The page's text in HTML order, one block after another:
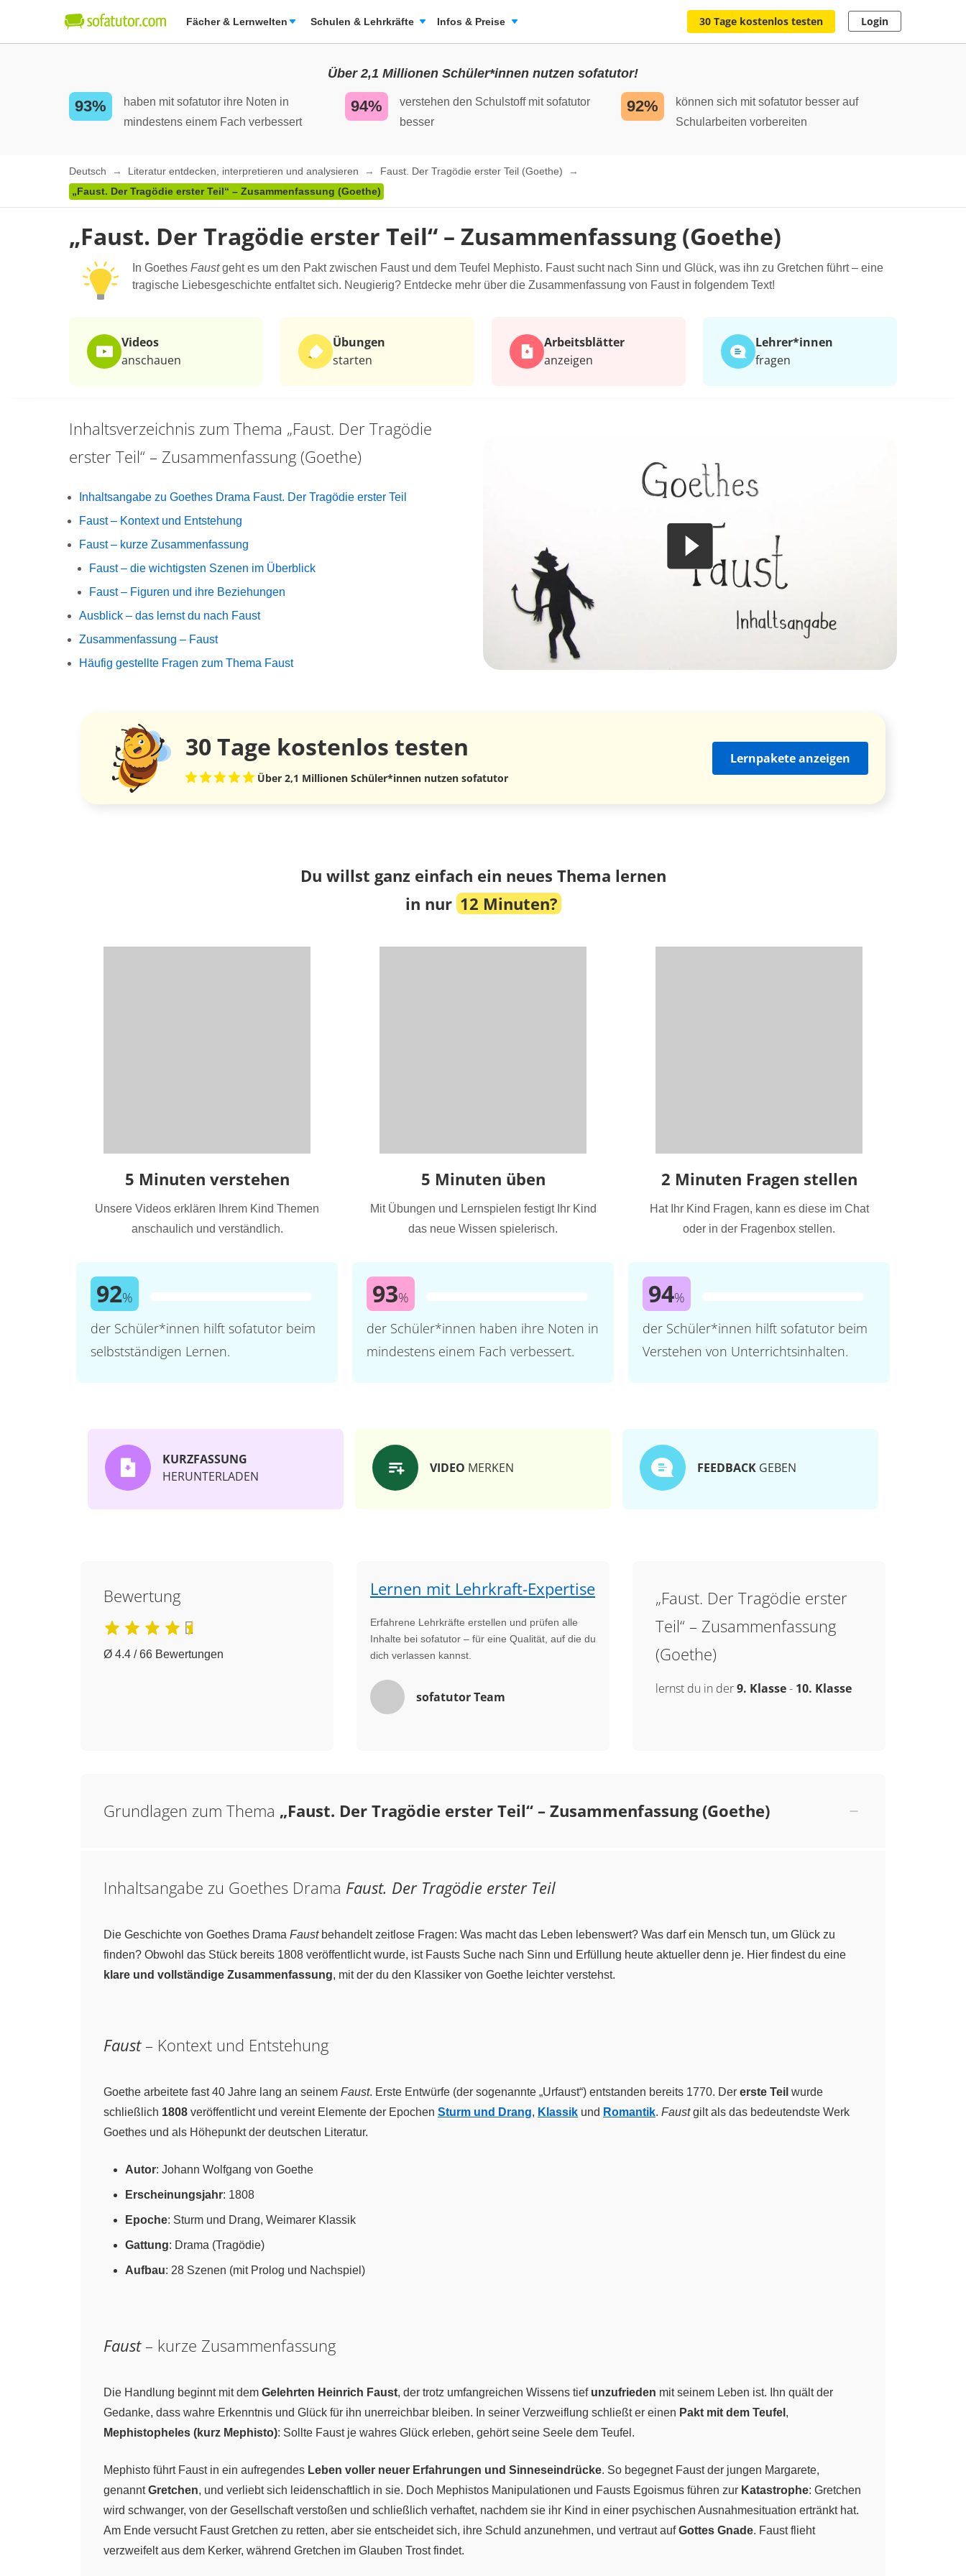
Fächer & Lernwelten Schulen & Lehrkräfte Infos & Preise 30 Tage kostenlos testen Login
Über 2,1 Millionen Schüler*innen nutzen sofatutor!
93%
haben mit sofatutor ihre Noten in
mindestens einem Fach verbessert
94%
verstehen den Schulstoff mit sofatutor
besser
92%
können sich mit sofatutor besser auf
Schularbeiten vorbereiten
Deutsch Literatur entdecken, interpretieren und analysieren
Faust. Der Tragödie erster Teil (Goethe)
„Faust. Der Tragödie erster Teil“ – Zusammenfassung (Goethe)
„Faust. Der Tragödie erster Teil“ – Zusammenfassung (Goethe)
In Goethes Faustgeht es um den Pakt zwischen Faust und dem Teufel Mephisto. Faust sucht nach Sinn und Glück, was ihn zu Gretchen führt – eine
tragische Liebesgeschichte entfaltet sich. Neugierig? Entdecke mehr über die Zusammenfassung von Faust in folgendem Text!
Videos
anschauen
Übungen
starten
Arbeits­blätter
anzeigen
Lehrer*​innen
fragen
Inhaltsverzeichnis zum Thema „Faust. Der Tragödie
erster Teil“ – Zusammenfassung (Goethe)
Inhaltsangabe zu Goethes Drama Faust. Der Tragödie erster Teil
Faust – Kontext und Entstehung
Faust – kurze Zusammenfassung
Faust – die wichtigsten Szenen im Überblick
Faust – Figuren und ihre Beziehungen
Ausblick – das lernst du nach Faust
Zusammenfassung – Faust
Häufig gestellte Fragen zum Thema Faust
30 Tage kostenlos testen
Über 2,1 Millionen Schüler*innen nutzen sofatutor
Lernpakete anzeigen
Du willst ganz einfach ein neues Thema lernen
in nur 12 Minuten?
5 Minuten verstehen
Unsere Videos erklären Ihrem Kind Themen
anschaulich und verständlich.
92%
der Schüler*innen hilft sofatutor beim
selbstständigen Lernen.
5 Minuten üben
Mit Übungen und Lernspielen festigt Ihr Kind
das neue Wissen spielerisch.
93%
der Schüler*innen haben ihre Noten in
mindestens einem Fach verbessert.
2 Minuten Fragen stellen
Hat Ihr Kind Fragen, kann es diese im Chat
oder in der Fragenbox stellen.
94%
der Schüler*innen hilft sofatutor beim
Verstehen von Unterrichtsinhalten.
KURZFASSUNG
HERUNTERLADEN
VIDEO MERKEN FEEDBACK GEBEN
Bewertung
Ø 4.4 / 66 Bewertungen
Lernen mit Lehrkraft-Expertise
Erfahrene Lehrkräfte erstellen und prüfen alle
Inhalte bei sofatutor – für eine Qualität, auf die du
dich verlassen kannst.
sofatutor Team
„Faust. Der Tragödie erster
Teil“ – Zusammenfassung
(Goethe)
lernst du in der9. Klasse- 10. Klasse
Grundlagen zum Thema „Faust. Der Tragödie erster Teil“ – Zusammenfassung (Goethe)
Inhaltsangabe zu Goethes Drama Faust. Der Tragödie erster Teil
Die Geschichte von Goethes Drama Faustbehandelt zeitlose Fragen: Was macht das Leben lebenswert? Was darf ein Mensch tun, um Glück zu
finden? Obwohl das Stück bereits 1808 veröffentlicht wurde, ist Fausts Suche nach Sinn und Erfüllung heute aktueller denn je. Hier findest du eine
klare und vollständige Zusammenfassung, mit der du den Klassiker von Goethe leichter verstehst.
Faust– Kontext und Entstehung
Goethe arbeitete fast 40 Jahre lang an seinem Faust. Erste Entwürfe (der sogenannte „Urfaust“) entstanden bereits 1770. Der erste Teil wurde
schließlich 1808 veröffentlicht und vereint Elemente der Epochen Sturm und Drang, Klassik und Romantik. Faustgilt als das bedeutendste Werk
Goethes und als Höhepunkt der deutschen Literatur.
Autor: Johann Wolfgang von Goethe
Erscheinungsjahr: 1808
Epoche: Sturm und Drang, Weimarer Klassik
Gattung: Drama (Tragödie)
Aufbau: 28 Szenen (mit Prolog und Nachspiel)
Faust– kurze Zusammenfassung
Die Handlung beginnt mit dem Gelehrten Heinrich Faust, der trotz umfangreichen Wissens tief unzufrieden mit seinem Leben ist. Ihn quält der
Gedanke, dass wahre Erkenntnis und Glück für ihn unerreichbar bleiben. In seiner Verzweiflung schließt er einen Pakt mit dem Teufel ,
Mephistopheles (kurz Mephisto): Sollte Faust je wahres Glück erleben, gehört seine Seele dem Teufel.
Mephisto führt Faust in ein aufregendes Leben voller neuer Erfahrungen und Sinneseindrücke. So begegnet Faust der jungen Margarete,
genanntGretchen, und verliebt sich leidenschaftlich in sie. Doch Mephistos Manipulationen und Fausts Egoismus führen zur Katastrophe: Gretchen
wird schwanger, von der Gesellschaft verstoßen und schließlich verhaftet, nachdem sie ihr Kind in einer psychischen Ausnahmesituation ertränkt hat.
Am Ende versucht Faust Gretchen zu retten, aber sie entscheidet sich, ihre Schuld anzunehmen, und vertraut aufGottes Gnade. Faust flieht
verzweifelt aus dem Kerker, während Gretchen im Glauben Trost findet.